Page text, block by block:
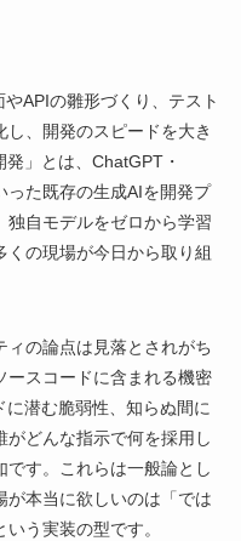
APIの雛形づくり、テスト
、開発のスピードを大き
」とは、ChatGPT・
た既存の生成AIを開発プ
独自モデルをゼロから学習
の現場が今日から取り組
ィの論点は見落とされがち
ースコードに含まれる機密
潜む脆弱性、知らぬ間に
どんな指示で何を採用し
す。これらは一般論とし
が本当に欲しいのは「では
う実装の型です。